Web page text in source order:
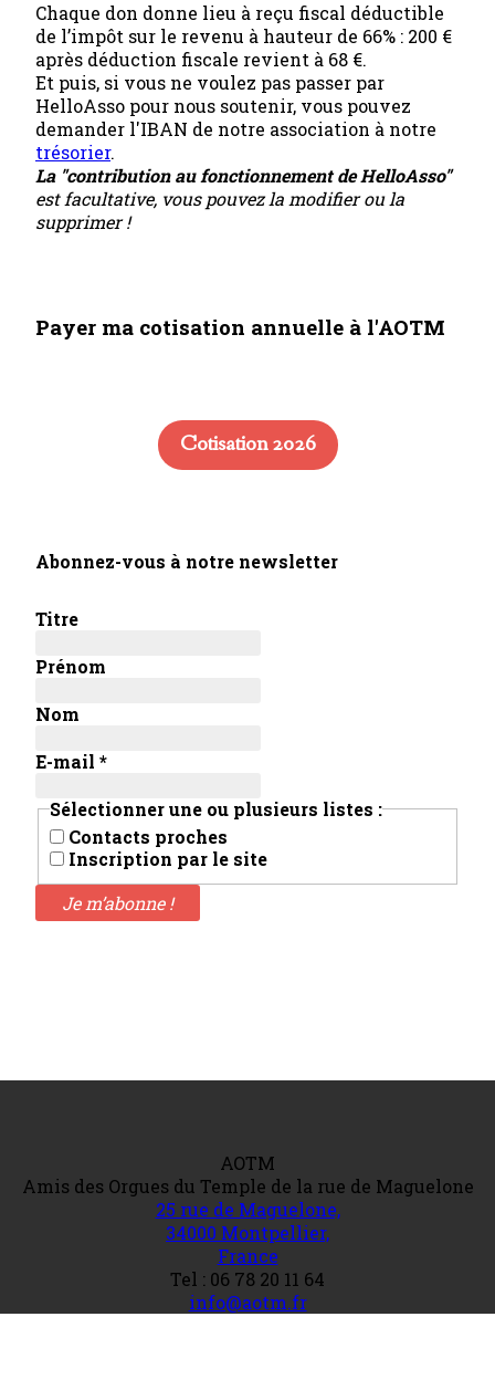
Chaque don donne lieu à reçu fiscal déductible
de l’impôt sur le revenu à hauteur de 66% : 200 €
après déduction fiscale revient à 68 €.
Et puis, si vous ne voulez pas passer par
HelloAsso pour nous soutenir, vous pouvez
demander l'IBAN de notre association à notre
trésorier.
La "contribution au fonctionnement de HelloAsso"
est facultative, vous pouvez la modifier ou la
supprimer !
Payer ma cotisation annuelle à l'AOTM
Cotisation 2026
Abonnez-vous à notre newsletter
Titre
Prénom
Nom
E-mail *
Sélectionner une ou plusieurs listes :
Contacts proches
Inscription par le site
AOTM
Amis des Orgues du Temple de la rue de Maguelone
25 rue de Maguelone,
34000 Montpellier,
France
Tel : 06 78 20 11 64
info@aotm.fr